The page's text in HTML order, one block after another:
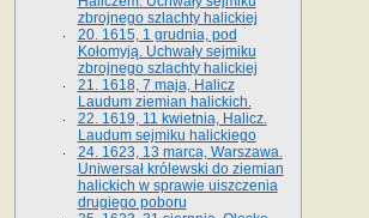
zbrojnego szlachty halickiej
20. 1615, 1 grudnia, pod
Kołomyją. Uchwały sejmiku
zbrojnego szlachty halickiej
21. 1618, 7 maja, Halicz
Laudum ziemian halickich.
22. 1619, 11 kwietnia, Halicz.
Laudum sejmiku halickiego
24. 1623, 13 marca, Warszawa.
Uniwersał królewski do ziemian
halickich w sprawie uiszczenia
drugiego poboru